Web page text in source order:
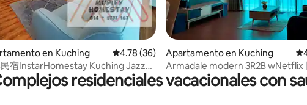
4.65 de 5, 20 reseñas
en Kuching Calificación promedio: 4.78 de 5, 36 reseñas
4.78 (36)
宿InstarHomestay Kuching Jazz
2, Vivacity2
Apartamento en Kuching
Armadale modern 3R2B wNetflix
@YPM52
residenciales vacacionales con